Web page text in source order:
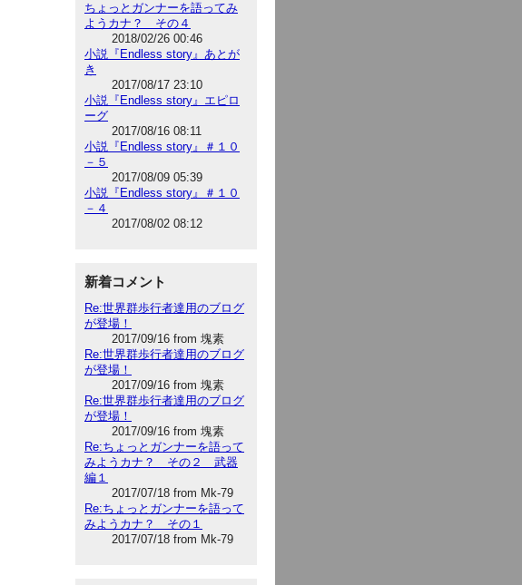
ちょっとガンナーを語ってみ
ようカナ？ その４
2018/02/26 00:46
小説『Endless story』あとが
き
2017/08/17 23:10
小説『Endless story』エピロ
ーグ
2017/08/16 08:11
小説『Endless story』＃１０
－５
2017/08/09 05:39
小説『Endless story』＃１０
－４
2017/08/02 08:12
新着コメント
Re:世界群歩行者達用のブログ
が登場！
2017/09/16 from 塊素
Re:世界群歩行者達用のブログ
が登場！
2017/09/16 from 塊素
Re:世界群歩行者達用のブログ
が登場！
2017/09/16 from 塊素
Re:ちょっとガンナーを語って
みようカナ？ その２ 武器
編１
2017/07/18 from Mk-79
Re:ちょっとガンナーを語って
みようカナ？ その１
2017/07/18 from Mk-79